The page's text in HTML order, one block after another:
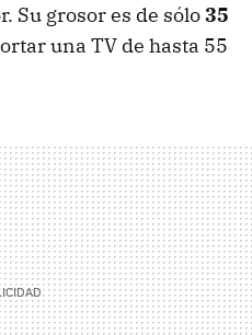
Su grosor es de sólo35
una TV de hasta 55